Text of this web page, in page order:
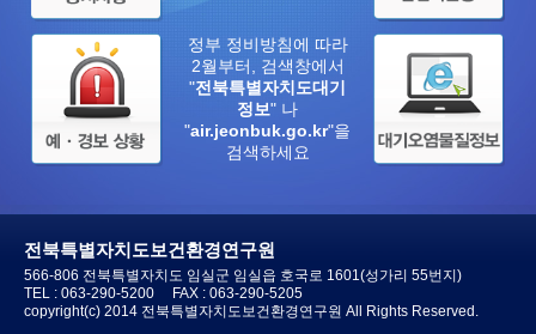
정부 정비방침에 따라
2월부터, 검색창에서
"전북특별자치도대기
정보" 나
"air.jeonbuk.go.kr"을
검색하세요
전북특별자치도보건환경연구원
566-806 전북특별자치도 임실군 임실읍 호국로 1601(성가리 55번지)
TEL : 063-290-5200 FAX : 063-290-5205
copyright(c) 2014 전북특별자치도보건환경연구원 All Rights Reserved.